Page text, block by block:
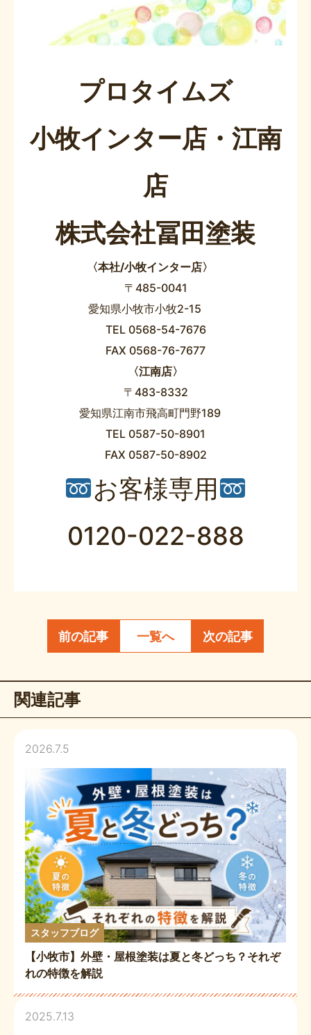
プロタイムズ
小牧インター店・江南
店
株式会社冨田塗装
〈本社/小牧インター店〉
〒485-0041
愛知県小牧市小牧2-15
TEL 0568-54-7676
FAX 0568-76-7677
〈江南店〉
〒483-8332
愛知県江南市飛高町門野189
TEL 0587-50-8901
FAX 0587-50-8902
お客様専用
0120-022-888
前の記事 一覧へ 次の記事
関連記事
2026.7.5
スタッフブログ
【小牧市】外壁・屋根塗装は夏と冬どっち？それぞ
れの特徴を解説
2025.7.13